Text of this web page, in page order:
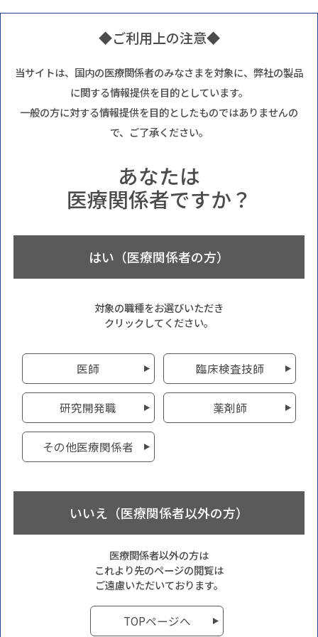
◆ご利用上の注意◆
当サイトは、国内の医療関係者のみなさまを対象に、弊社の製品
に関する情報提供を目的としています。
一般の方に対する情報提供を目的としたものではありませんの
で、ご了承ください。
あなたは
医療関係者ですか？
はい（医療関係者の方）
対象の職種をお選びいただき
クリックしてください。
医師 臨床検査技師
研究開発職 薬剤師
その他医療関係者
いいえ（医療関係者以外の方）
医療関係者以外の方は
これより先のページの閲覧は
ご遠慮いただいております。
TOPページへ